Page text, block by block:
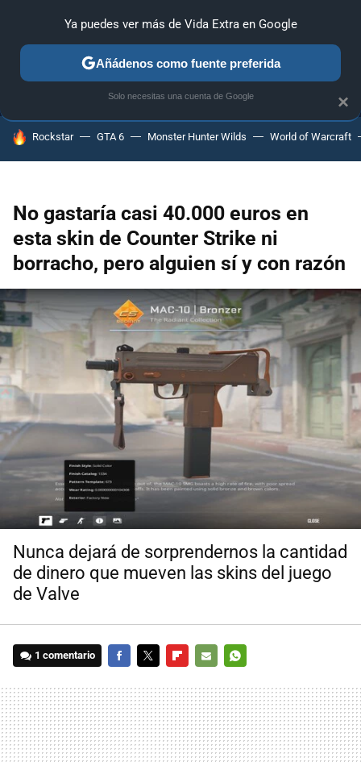
MENÚ NUEVO
GUÍAS Y TRUCOS PC SONY
HOY SE HABLA DE
Rockstar GTA 6 Monster Hunter Wilds World of Warcraft
No gastaría casi 40.000 euros en
esta skin de Counter Strike ni
borracho, pero alguien sí y con razón
Nunca dejará de sorprendernos la cantidad
de dinero que mueven las skins del juego
de Valve
1 comentario
MAIL
×
Ya puedes ver más de Vida Extra en Google
Añádenos como fuente preferida
Solo necesitas una cuenta de Google